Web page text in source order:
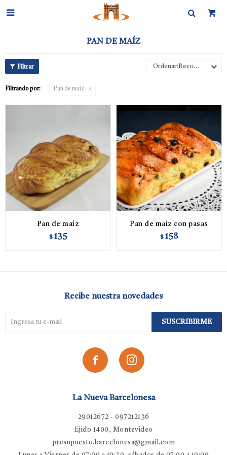

PAN DE MAÍZ
Recomendados
Filtrando por: Pan de maíz
Pan de maíz
$ 135
Pan de maíz con pasas
$ 158
La Nueva Barcelonesa
29012672 - 097212136
Ejido 1400, Montevideo
presupuesto.barcelonesa@gmail.com
Recibe nuestra novedades
SUSCRIBIRME
 